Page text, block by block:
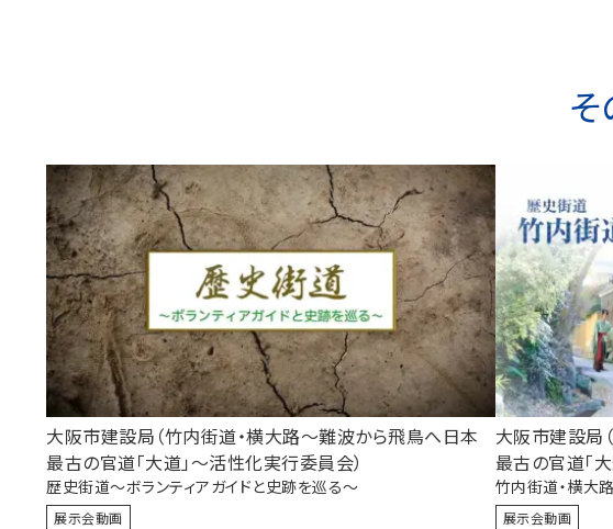
大阪市建設局（竹内街道・横大路～難波から飛鳥へ日本
最古の官道「大道」～活性化実行委員会）
歴史街道～ボランティアガイドと史跡を巡る～
展示会動画
大阪市建設局
最古の官道「
竹内街道・横
展示会動画